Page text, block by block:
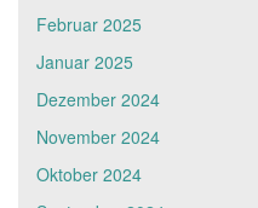
Februar 2025
Januar 2025
Dezember 2024
November 2024
Oktober 2024